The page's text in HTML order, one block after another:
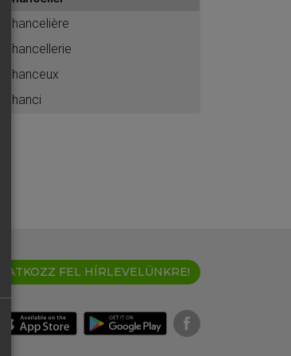
chancelière
chancellerie
chanceux
chanci
IRATKOZZ FEL HÍRLEVELÜNKRE!